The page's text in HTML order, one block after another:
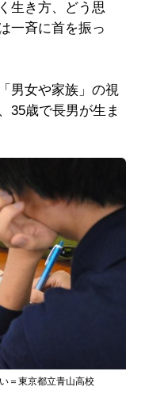
生き方、どう思
一斉に首を振っ
男女や家族」の視
35歳で長男が生ま
＝東京都立青山高校